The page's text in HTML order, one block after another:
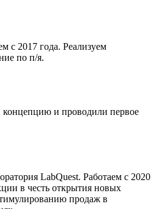
с 2017 года. Реализуем
по п/я.
концепцию и проводили первое
LabQuest. Работаем с 2020
в честь открытия новых
продаж в